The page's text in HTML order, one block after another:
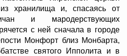
хранилища и, спасаясь от
и мародерствующих
с ней сначала в городе
Монфорт близ Монбарта,
святого Ипполита и в